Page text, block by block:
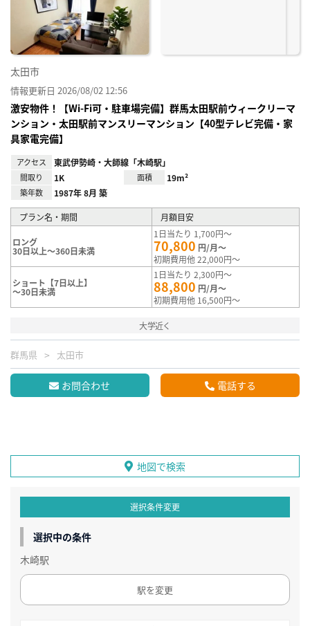
太田市
情報更新日 2026/08/02 12:56
激安物件！【Wi-Fi可・駐車場完備】群馬太田駅前ウィークリーマ
ンション・太田駅前マンスリーマンション【40型テレビ完備・家
具家電完備】
アクセス 東武伊勢崎・大師線「木崎駅」
間取り 1K 面積 19m²
築年数 1987年 8月 築
プラン名・期間 月額目安
ロング
30日以上～360日未満
1日当たり 1,700円～
70,800 円/月～
初期費用他 22,000円～
ショート【7日以上】
～30日未満
1日当たり 2,300円～
88,800 円/月～
初期費用他 16,500円～
大学近く
群馬県 太田市
お問合わせ 電話する
地図で検索
選択条件変更
選択中の条件
木崎駅
駅を変更